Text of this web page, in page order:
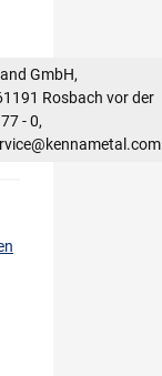
GmbH,
Rosbach vor der
- 0,